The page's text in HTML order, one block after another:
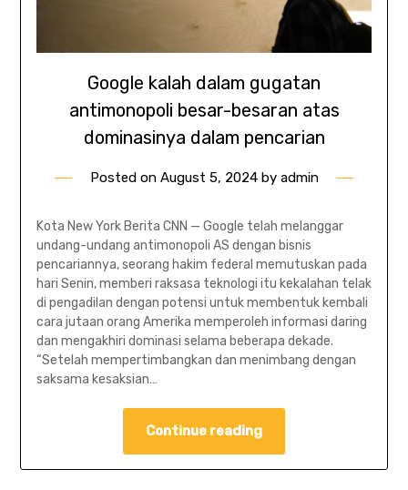
Google kalah dalam gugatan
antimonopoli besar-besaran atas
dominasinya dalam pencarian
Posted on August 5, 2024by admin
Kota New York Berita CNN — Google telah melanggar
undang-undang antimonopoli AS dengan bisnis
pencariannya, seorang hakim federal memutuskan pada
hari Senin, memberi raksasa teknologi itu kekalahan telak
di pengadilan dengan potensi untuk membentuk kembali
cara jutaan orang Amerika memperoleh informasi daring
dan mengakhiri dominasi selama beberapa dekade.
“Setelah mempertimbangkan dan menimbang dengan
saksama kesaksian…
Continue reading